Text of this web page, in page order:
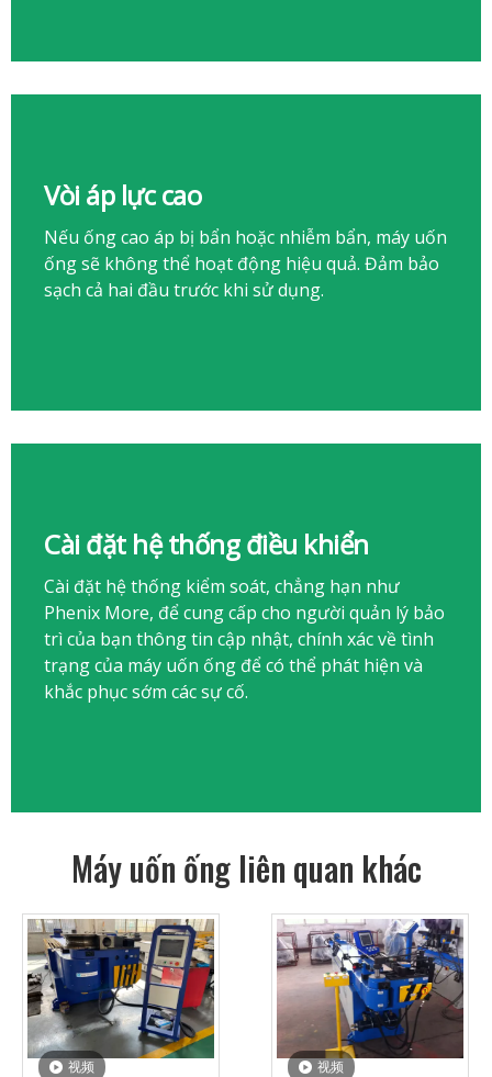
Vòi áp lực cao
Nếu ống cao áp bị bẩn hoặc nhiễm bẩn, máy uốn
ống sẽ không thể hoạt động hiệu quả. Đảm bảo
sạch cả hai đầu trước khi sử dụng.
Cài đặt hệ thống điều khiển
Cài đặt hệ thống kiểm soát, chẳng hạn như
Phenix More, để cung cấp cho người quản lý bảo
trì của bạn thông tin cập nhật, chính xác về tình
trạng của máy uốn ống để có thể phát hiện và
khắc phục sớm các sự cố.
Máy uốn ống liên quan khác
视频 视频